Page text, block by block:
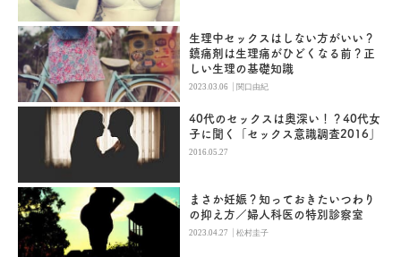
生理中セックスはしない方がいい？
鎮痛剤は生理痛がひどくなる前？正
しい生理の基礎知識
2023.03.06 |関口由紀
40代のセックスは奥深い！？40代女
子に聞く「セックス意識調査2016」
2016.05.27
まさか妊娠？知っておきたいつわり
の抑え方／婦人科医の特別診察室
2023.04.27 |松村圭子